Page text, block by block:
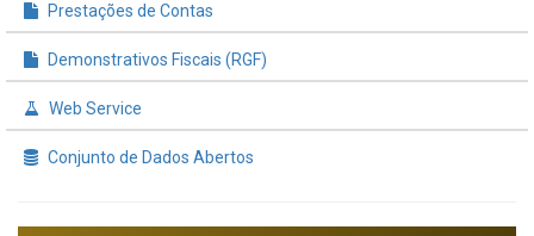
Prestações de Contas
Demonstrativos Fiscais (RGF)
Web Service
Conjunto de Dados Abertos